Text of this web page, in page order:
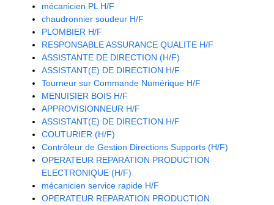
mécanicien PL H/F
chaudronnier soudeur H/F
PLOMBIER H/F
RESPONSABLE ASSURANCE QUALITE H/F
ASSISTANTE DE DIRECTION (H/F)
ASSISTANT(E) DE DIRECTION H/F
Tourneur sur Commande Numérique H/F
MENUISIER BOIS H/F
APPROVISIONNEUR H/F
ASSISTANT(E) DE DIRECTION H/F
COUTURIER (H/F)
Contrôleur de Gestion Directions Supports (H/F)
OPERATEUR REPARATION PRODUCTION
ELECTRONIQUE (H/F)
mécanicien service rapide H/F
OPERATEUR REPARATION PRODUCTION